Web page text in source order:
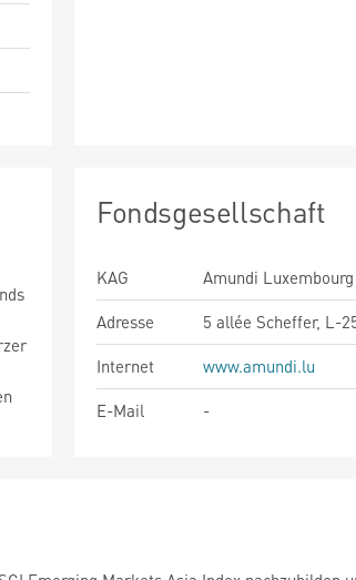
Fondsgesellschaft
KAG
Amundi Luxembourg
Adresse
5 allée Scheffer, L-
Internet
www.amundi.lu
E-Mail
-